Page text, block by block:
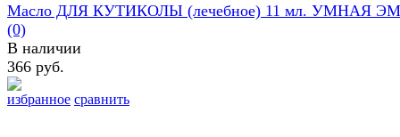
избранное сравнить
Масло ДЛЯ КУТИКОЛЫ (лечебное) 11 мл. УМНАЯ
(0)
В наличии
366 руб.